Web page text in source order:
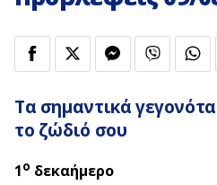
Τα σημαντικά
το ζώδιό σου
1ο δεκαήμερο